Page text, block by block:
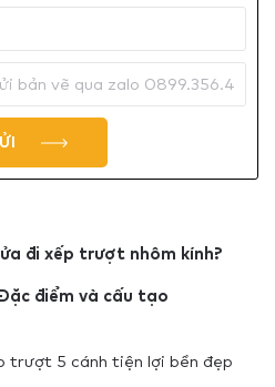
đi xếp trượt nhôm kính?
điểm và cấu tạo